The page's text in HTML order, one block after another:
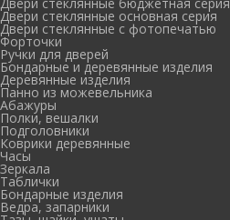
Двери стеклянные основная серия
Двери стеклянные с фотопечатью
Форточки
Ручки для дверей
Бондарные и деревянные изделия
Деревянные изделия
Панно из можевельника
Абажуры
Полки, вешалки
Подголовники
Коврики деревянные
Часы
Зеркала
Таблички
Бондарные изделия
Ведра, запарники